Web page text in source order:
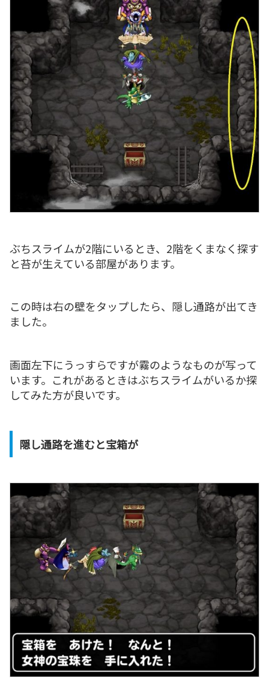
ぶちスライムが2階にいるとき、2階をくまなく探す
と苔が生えている部屋があります。
この時は右の壁をタップしたら、隠し通路が出てき
ました。
画面左下にうっすらですが霧のようなものが写って
います。これがあるときはぶちスライムがいるか探
してみた方が良いです。
隠し通路を進むと宝箱が